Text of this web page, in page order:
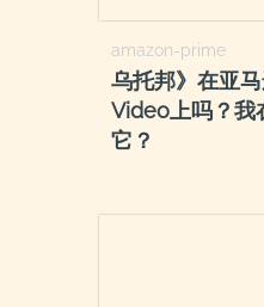
amazon-prime
乌托邦》在亚
Video上吗？我
它？